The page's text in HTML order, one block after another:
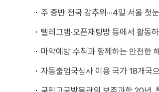
주 중반 전국 강추위···4일 서울 첫
텔레그램·오픈채팅방 등에서 활동
마약예방 수칙과 함께하는 안전한
자동출입국심사 이용 국가 18개국